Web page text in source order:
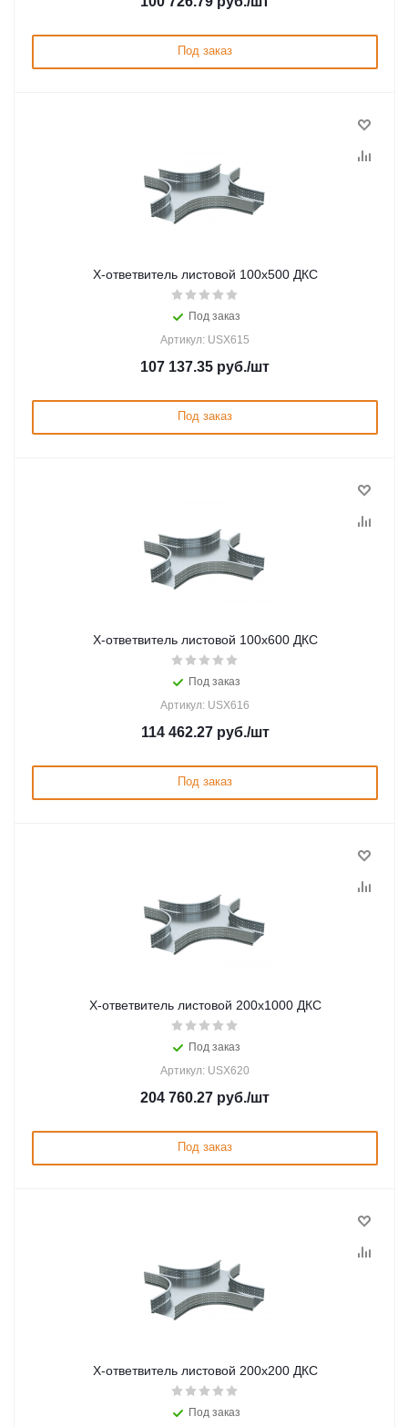
Под заказ
Х-ответвитель листовой 100х500 ДКС
Под заказ
Артикул: USX615
107 137.35 руб./шт
Под заказ
Х-ответвитель листовой 100х600 ДКС
Под заказ
Артикул: USX616
114 462.27руб./шт
Под заказ
Х-ответвитель листовой 200х1000 ДКС
Под заказ
Артикул: USX620
204 760.27 руб./шт
Под заказ
Х-ответвитель листовой 200х200 ДКС
Под заказ